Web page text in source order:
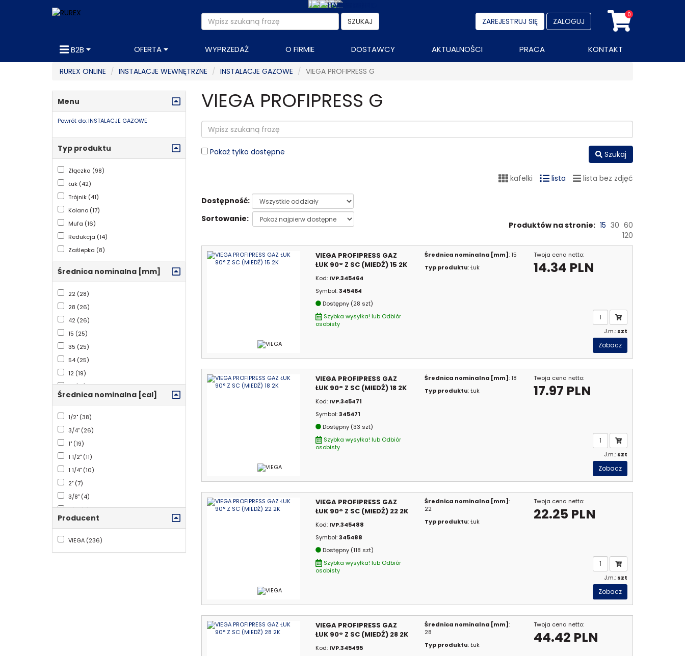
SZUKAJ
0
ZAREJESTRUJ SIĘ ZALOGUJ
B2B OFERTA WYPRZEDAŻ O FIRMIE DOSTAWCY AKTUALNOŚCI PRACA KONTAKT
RUREX ONLINE INSTALACJE WEWNĘTRZNE INSTALACJE GAZOWE VIEGA PROFIPRESS G
VIEGA PROFIPRESS G
Pokaż tylko dostępne Szukaj
kafelki lista lista bez zdjęć
Dostępność:
Sortowanie:
Produktów na stronie: 15 30 60
120
VIEGA PROFIPRESS GAZ
ŁUK 90° Z SC (MIEDŹ) 15 2K
Kod: IVP.345464
Symbol:345464
Dostępny (28 szt)
Szybka wysyłka! lub Odbiór
osobisty
Średnica nominalna [mm]: 15
Typ produktu: Łuk
Twoja cena netto:
14.34 PLN
J.m.: szt
Zobacz
VIEGA PROFIPRESS GAZ
ŁUK 90° Z SC (MIEDŹ) 18 2K
Kod: IVP.345471
Symbol:345471
Dostępny (33 szt)
Szybka wysyłka! lub Odbiór
osobisty
Średnica nominalna [mm]: 18
Typ produktu: Łuk
Twoja cena netto:
17.97 PLN
J.m.: szt
Zobacz
VIEGA PROFIPRESS GAZ
ŁUK 90° Z SC (MIEDŹ) 22 2K
Kod: IVP.345488
Symbol:345488
Dostępny (118 szt)
Szybka wysyłka! lub Odbiór
osobisty
Średnica nominalna [mm]:
22
Typ produktu: Łuk
Twoja cena netto:
22.25 PLN
J.m.: szt
Zobacz
VIEGA PROFIPRESS GAZ
ŁUK 90° Z SC (MIEDŹ) 28 2K
Kod: IVP.345495
Średnica nominalna [mm]:
28
Typ produktu: Łuk
Twoja cena netto:
44.42 PLN
Menu
Powrót do: INSTALACJE GAZOWE
Typ produktu
Złączka (98)
Łuk (42)
Trójnik (41)
Kolano (17)
Mufa (16)
Redukcja (14)
Zaślepka (8)
Średnica nominalna [mm]
22 (28)
28 (26)
42 (26)
15 (25)
35 (25)
54 (25)
12 (19)
18 (18)
22 (15)
18 (11)
28 (9)
15 (8)
1 (1)
Średnica nominalna [cal]
1/2" (38)
3/4" (26)
1" (19)
1 1/2" (11)
1 1/4" (10)
2" (7)
3/8" (4)
7/8" (2)
1 3/8" (2)
1 1/8" (1)
Producent
VIEGA (236)